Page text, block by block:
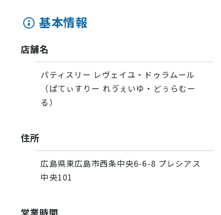
基本情報
店舗名
パティスリー レヴェイユ・ドゥラムール
（ぱてぃすりー れゔぇいゆ・どぅらむー
る）
住所
広島県東広島市西条中央6-6-8 プレシアス
中央101
プライバシーポリシー
アクセシビリティ